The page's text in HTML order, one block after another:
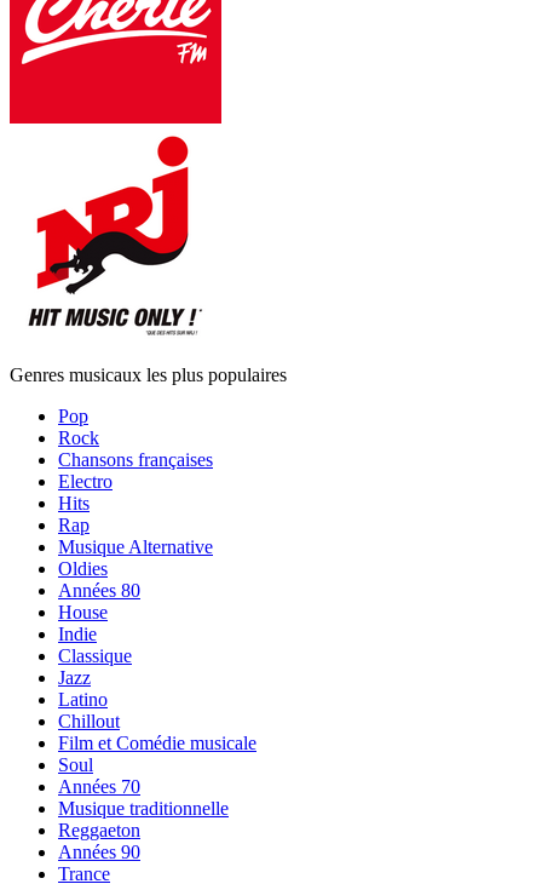
Genres musicaux les plus populaires
Pop
Rock
Chansons françaises
Electro
Hits
Rap
Musique Alternative
Oldies
Années 80
House
Indie
Classique
Jazz
Latino
Chillout
Film et Comédie musicale
Soul
Années 70
Musique traditionnelle
Reggaeton
Années 90
Trance